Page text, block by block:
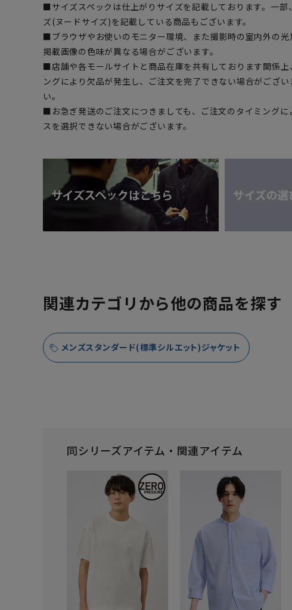
■サイズスペックは仕上がりサイズを記載しております。一部
ズ(ヌードサイズ)を記載している商品もございます。
■ブラウザやお使いのモニター環境、また撮影時の室内外の光
掲載画像の色味が異なる場合がございます。
■店舗や各モールサイトと商品在庫を共有しております関係上
ングにより欠品が発生し、ご注文を完了できない場合がござ
い。
■お急ぎ発送のご注文につきましても、ご注文のタイミングに
スを選択できない場合がございます。
関連カテゴリから他の商品を探す
メンズスタンダード(標準シルエット)ジャケット
同シリーズアイテム・関連アイテム